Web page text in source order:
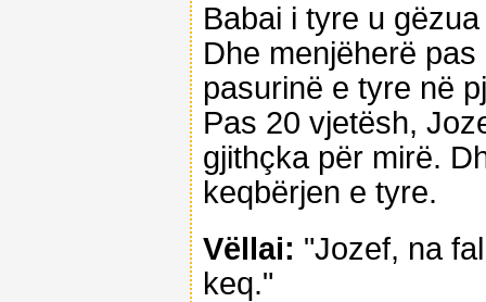
Babai i tyre u
Dhe menjëherë
pasurinë e tyre në
Pas 20 vjetësh,
gjithçka për mirë.
keqbërjen e tyre.
Vëllai: "Jozef, na
keq."